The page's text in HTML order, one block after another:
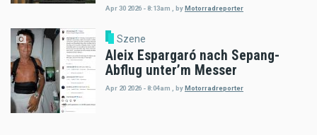
Apr 30 2026 - 8:13am byMotorradreporter
Szene
Aleix Espargaró nach Sepang-
Abflug unter’m Messer
Apr 20 2026 - 8:04am byMotorradreporter